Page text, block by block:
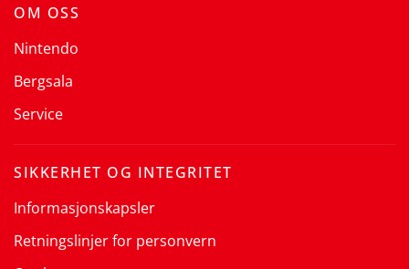
OM OSS
Nintendo
Bergsala
Service
SIKKERHET OG INTEGRITET
Informasjonskapsler
Retningslinjer for personvern